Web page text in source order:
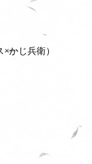
かじ兵衛）